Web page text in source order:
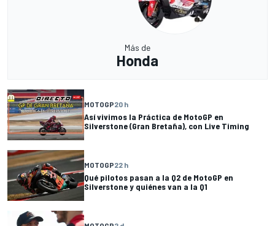
Más de
Honda
MOTOGP20 h
Así vivimos la Práctica de MotoGP en
Silverstone (Gran Bretaña), con Live Timing
MOTOGP22 h
Qué pilotos pasan a la Q2 de MotoGP en
Silverstone y quiénes van a la Q1